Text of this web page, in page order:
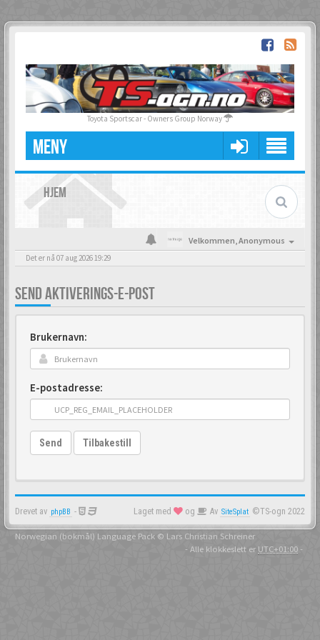
Toyota Sportscar - Owners Group Norway
MENY
HJEM
Velkommen,Anonymous
Det er nå 07 aug 2026 19:29
SEND AKTIVERINGS-E-POST
Brukernavn:
E-postadresse:
Send Tilbakestill
Drevet av phpBB - Laget med og Av SiteSplat ©TS-ogn 2022
Norwegian (bokmål) Language Pack © Lars Christian Schreiner
- Alle klokkeslett er UTC+01:00 -